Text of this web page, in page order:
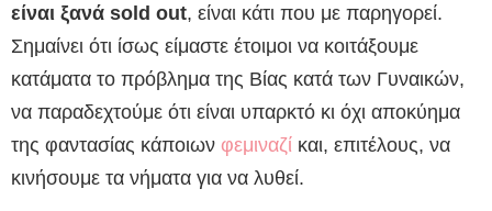
είναι ξανά sold out, είναι κάτι που με παρηγορεί.
Σημαίνει ότι ίσως είμαστε έτοιμοι να κοιτάξουμε
κατάματα το πρόβλημα της Βίας κατά των Γυναικών,
να παραδεχτούμε ότι είναι υπαρκτό κι όχι αποκύημα
της φαντασίας κάποιων φεμιναζί και, επιτέλους, να
κινήσουμε τα νήματα για να λυθεί.